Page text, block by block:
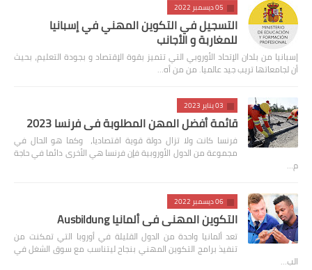
05 ديسمبر 2022
التسجيل في التكوين المهني في إسبانيا
للمغاربة و الأجانب
إسبانيا من بلدان الإتحاد الأوروبي التي تتميز بقوة الإقتصاد و بجودة التعليم، بحيث
أن لجامعاتها تريب جيد عالميا. من من أه…
03 يناير 2023
قائمة أفضل المهن المطلوبة في فرنسا 2023
فرنسا كانت ولا تزال دولة قوية اقتصاديا، وكما هو الحال في
مجموعة من الدول الأوروبية فإن فرنسا هي الأخرى دائما في حاجة
م…
06 ديسمبر 2022
التكوين المهني في ألمانيا Ausbildung
تعد ألمانيا واحدة من الدول القليلة في أوروبا التي تمكنت من
تنفيذ برامج التكوين المهني بنجاح ليتناسب مع سوق الشغل في
الب…